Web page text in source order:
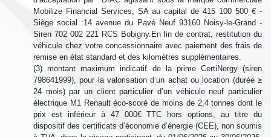
Mobilize Financial Services, SA au capital de 415 100 500 € -
Siège social :14 avenue du Pavé Neuf 93160 Noisy-le-Grand -
Siren 702 002 221 RCS Bobigny.En fin de contrat, restitution du
véhicule chez votre concessionnaire avec paiement des frais de
remise en état standard et des kilomètres supplémentaires.
(3) montant maximum indicatif de la prime CertiNergy (siren
798641999), pour la valorisation d’un achat ou location (durée ≥
24 mois) par un client particulier d’un véhicule neuf particulier
électrique M1 Renault éco-scoré de moins de 2,4 tonnes dont le
prix est inférieur à 47 000€ TTC hors options, au titre du
dispositif des certificats d’économie d’énergie (CEE), non soumis